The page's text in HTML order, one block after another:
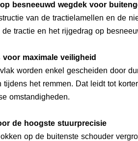
besneeuwd wegdek voor
van de tractielamellen en de
tractie en het rijgedrag op
maximale veiligheid
worden enkel gescheiden door
tijdens het remmen. Dat leidt tot
omstandigheden.
de hoogste stuurprecisie
op de buitenste schouder